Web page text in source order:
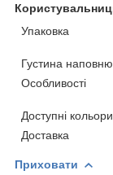
Упаковка
Густина
Особливості
Доступні кольори
Доставка
Приховати